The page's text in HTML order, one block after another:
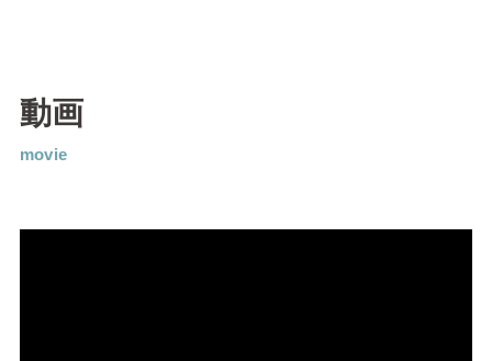
動画
movie